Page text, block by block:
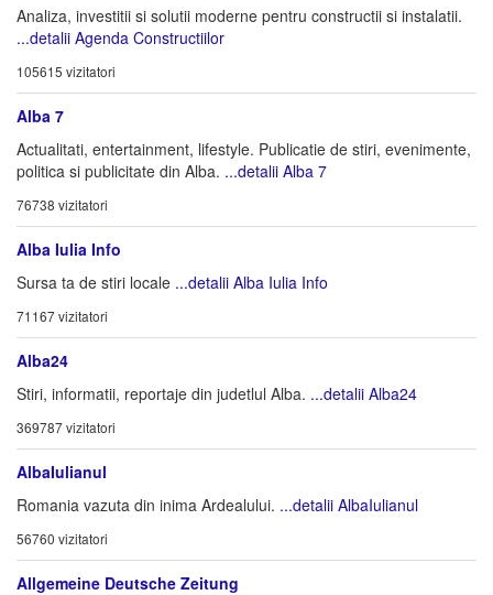
Analiza, investitii si solutii moderne pentru constructii si instalatii.
...detalii Agenda Constructiilor
105615 vizitatori
Alba 7
Actualitati, entertainment, lifestyle. Publicatie de stiri, evenimente,
politica si publicitate din Alba. ...detalii Alba 7
76738 vizitatori
Alba Iulia Info
Sursa ta de stiri locale ...detalii Alba Iulia Info
71167 vizitatori
Alba24
Stiri, informatii, reportaje din judetlul Alba. ...detalii Alba24
369787 vizitatori
AlbaIulianul
Romania vazuta din inima Ardealului. ...detalii AlbaIulianul
56760 vizitatori
Allgemeine Deutsche Zeitung